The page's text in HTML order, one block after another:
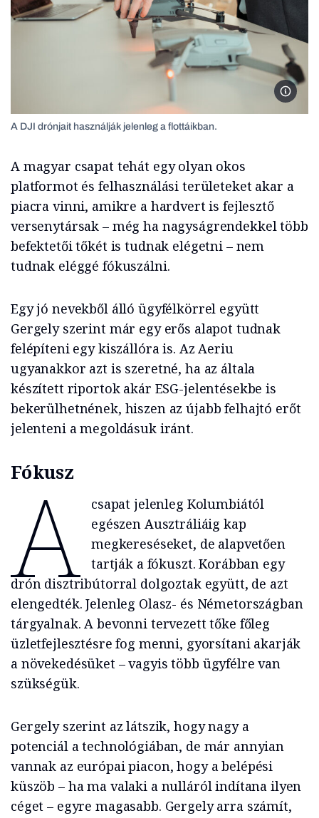
Aeriu,
A DJI drónjait használják jelenleg a flottáikban.
A magyar csapat tehát egy olyan okos
platformot és felhasználási területeket akar a
piacra vinni, amikre a hardvert is fejlesztő
versenytársak – még ha nagyságrendekkel több
befektetői tőkét is tudnak elégetni – nem
tudnak eléggé fókuszálni.
Egy jó nevekből álló ügyfélkörrel együtt
Gergely szerint már egy erős alapot tudnak
felépíteni egy kiszállóra is. Az Aeriu
ugyanakkor azt is szeretné, ha az általa
készített riportok akár ESG-jelentésekbe is
bekerülhetnének, hiszen az újabb felhajtó erőt
jelenteni a megoldásuk iránt.
Fókusz
A
csapat jelenleg Kolumbiától
egészen Ausztráliáig kap
megkereséseket, de alapvetően
tartják a fókuszt. Korábban egy
drón disztribútorral dolgoztak együtt, de azt
elengedték. Jelenleg Olasz- és Németországban
tárgyalnak. A bevonni tervezett tőke főleg
üzletfejlesztésre fog menni, gyorsítani akarják
a növekedésüket – vagyis több ügyfélre van
szükségük.
Gergely szerint az látszik, hogy nagy a
potenciál a technológiában, de már annyian
vannak az európai piacon, hogy a belépési
küszöb – ha ma valaki a nulláról indítana ilyen
céget – egyre magasabb. Gergely arra számít,